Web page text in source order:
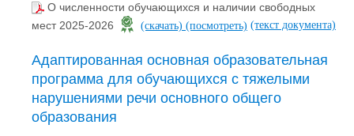
О численности обучающихся и наличии свободных
мест 2025-2026
(скачать) (посмотреть) (текст документа)
Адаптированная основная образовательная
программа для обучающихся с тяжелыми
нарушениями речи основного общего
образования